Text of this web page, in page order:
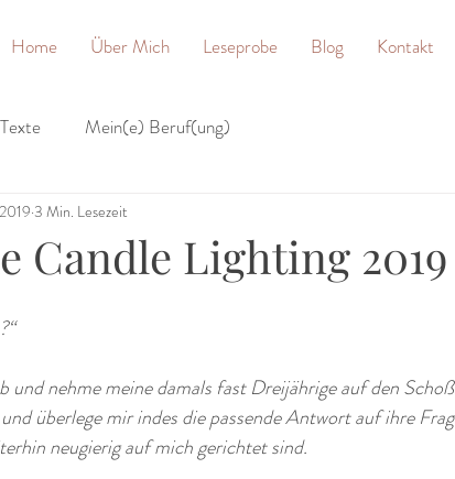
Home Über Mich Leseprobe Blog Kontakt
Mein(e) Beruf(ung)
Candle Lighting 2019
3 Min. Lesezeit
und nehme meine damals fast Dreijährige auf den
überlege mir indes die passende Antwort auf ihre
neugierig auf mich gerichtet sind.